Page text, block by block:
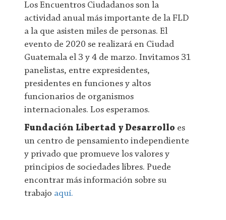
Los Encuentros Ciudadanos son la
actividad anual más importante de la FLD
a la que asisten miles de personas. El
evento de 2020 se realizará en Ciudad
Guatemala el 3 y 4 de marzo. Invitamos 31
panelistas, entre expresidentes,
presidentes en funciones y altos
funcionarios de organismos
internacionales. Los esperamos.
Fundación Libertad y Desarrollo es
un centro de pensamiento independiente
y privado que promueve los valores y
principios de sociedades libres. Puede
encontrar más información sobre su
trabajo aquí.